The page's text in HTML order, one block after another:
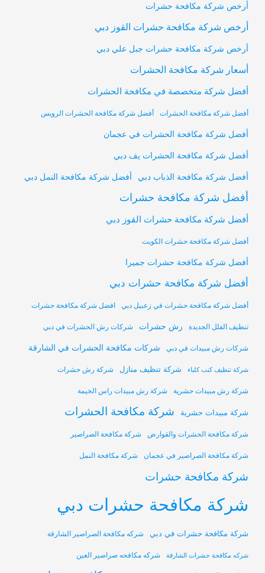
أرخص شركة مكافحة حشرات
أرخص شركة مكافحة حشرات القوز دبي
أرخص شركة مكافحة حشرات جبل علي دبي
أسعار شركة مكافحة الحشرات
أفضل شركة متخصصة في مكافحة الحشرات
أفضل شركة مكافحة الحشرات أفضل شركة مكافحة الحشرات الرويس
أفضل شركة مكافحة الحشرات في عجمان
أفضل شركة مكافحة الحشرات يف دبي
أفضل شركة مكافحة الذباب دبي أفضل شركة مكافحة النمل دبي
أفضل شركة مكافحة حشرات
أفضل شركة مكافحة حشرات القوز دبي
أفضل شركة مكافحة حشرات الكويت
أفضل شركة مكافحة حشرات جميرا
أفضل شركة مكافحة حشرات دبي
أفضل شركة مكافحة حشرات في زعبيل دبي افضل شركة مكافحة حشرات
تنظيف الفلل الجديدة رش حشرات شركات رش الحشرات في دبي
شركات رش مبيدات في دبي شركات مكافحة الحشرات في الشارقة
شركة تنظيف كنب كلباء شركة تنظيف منازل شركة رش حشرات
شركة رش مبيدات حشرية شركة رش مبيدات راس الخيمة
شركة مبيدات حشرية شركة مكافحة الحشرات
شركة مكافحة الحشرات والقوارض شركة مكافحة الصراصير
شركة مكافحة الصراصير في عجمان شركة مكافحة النمل
شركة مكافحة حشرات
شركة مكافحة حشرات دبي
شركة مكافحة حشرات في دبي شركه مكافحة الصراصير الشارقة
شركه مكافحة حشرات الشارقة شركه مكافحه صراصير العين